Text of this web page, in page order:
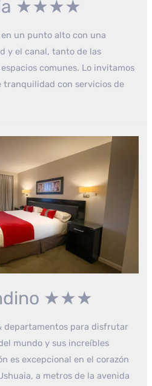
★★★★
un punto alto con una
y el canal, tanto de las
comunes. Lo invitamos
tranquilidad con servicios de
★★★
departamentos para disfrutar
mundo y sus increíbles
es excepcional en el corazón
a metros de la avenida